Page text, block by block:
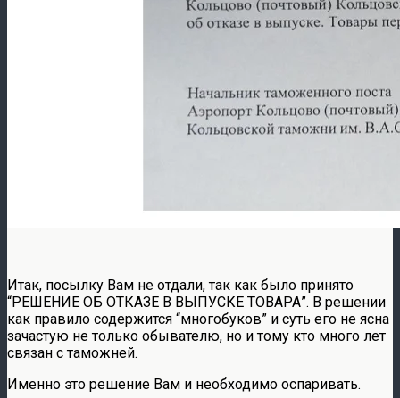
Итак, посылку Вам не отдали, так как было принято
“РЕШЕНИЕ ОБ ОТКАЗЕ В ВЫПУСКЕ ТОВАРА”. В решении
как правило содержится “многобуков” и суть его не ясна
зачастую не только обывателю, но и тому кто много лет
связан с таможней.
Именно это решение Вам и необходимо оспаривать.